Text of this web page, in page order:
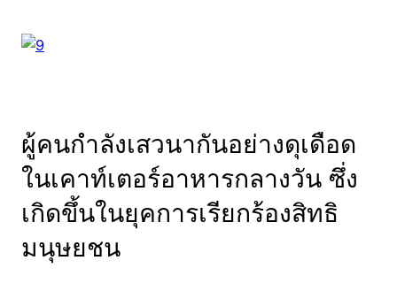
ผู้คนกำลังเสวนากันอย่างดุเดือด
ในเคาท์เตอร์อาหารกลางวัน ซึ่ง
เกิดขึ้นในยุคการเรียกร้องสิทธิ
มนุษยชน